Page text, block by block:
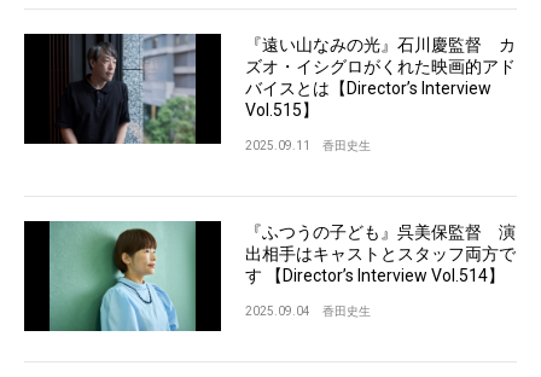
『遠い山なみの光』石川慶監督 カ
ズオ・イシグロがくれた映画的アド
バイスとは【Director’s Interview
Vol.515】
2025.09.11 香田史生
『ふつうの子ども』呉美保監督 演
出相手はキャストとスタッフ両方で
す 【Director’s Interview Vol.514】
2025.09.04 香田史生